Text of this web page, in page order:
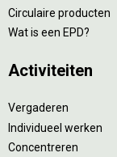
Circulaire producten
Wat is een EPD?
Activiteiten
Vergaderen
Individueel werken
Concentreren